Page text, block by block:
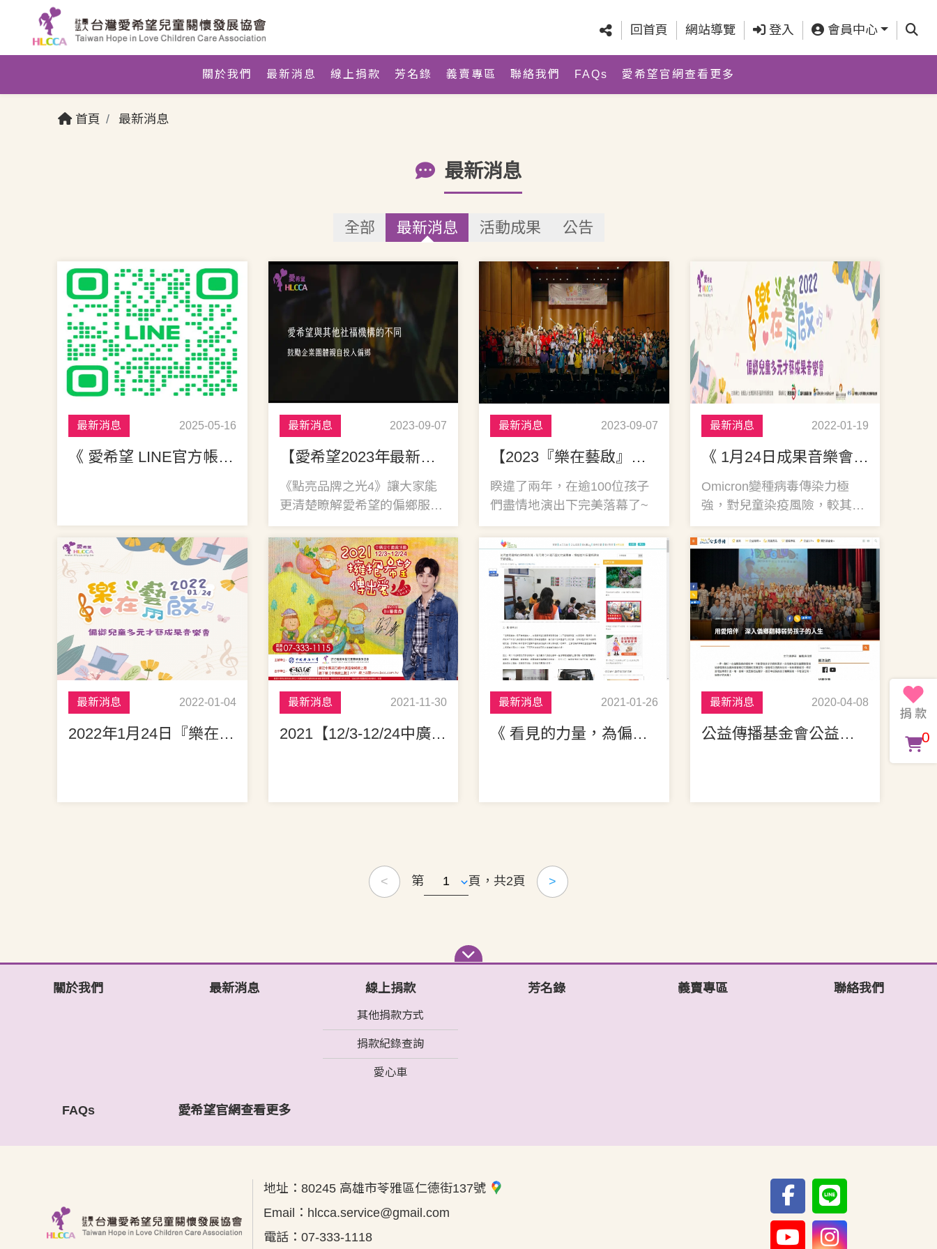
回首頁 網站導覽 登入 會員中心 查詢
關於我們 最新消息 線上捐款 芳名錄 義賣專區 聯絡我們 FAQs 愛希望官網查看更多
首頁 最新消息
最新消息
全部 最新消息 活動成果 公告
最新消息 2025-05-16
《 愛希望 LINE官方帳號上架囉~ 》
最新消息 2023-09-07
【愛希望2023年最新公益形象影片】
《點亮品牌之光4》讓大家能
更清楚瞭解愛希望的偏鄉服務
理念及方向喔~
最新消息 2023-09-07
【2023『樂在藝啟』偏鄉兒童多元才藝音樂會】成果花絮
睽違了兩年，在逾100位孩子
們盡情地演出下完美落幕了~
最新消息 2022-01-19
《 1月24日成果音樂會因疫情延期公告 》
Omicron變種病毒傳染力極
強，對兒童染疫風險，較其他
病毒更高。
最新消息 2022-01-04
2022年1月24日『樂在藝啟』偏鄉兒童多元才藝成果音樂會
最新消息 2021-11-30
2021【12/3-12/24中廣vs愛希望-擁抱希望傳出愛空中義賣活動】
最新消息 2021-01-26
《 看見的力量，為偏鄉發聲 》善耕365公益媒合平台
最新消息 2020-04-08
公益傳播基金會公益採訪，為偏鄉貧弱學童發聲
< 第 頁，共2頁 >
關於我們 最新消息 線上捐款
其他捐款方式
捐款紀錄查詢
愛心車
芳名錄 義賣專區 聯絡我們
FAQs 愛希望官網查看更多
地址： 80245 高雄市苓雅區仁德街137號
Email： hlcca.service@gmail.com
電話： 07-333-1118
0